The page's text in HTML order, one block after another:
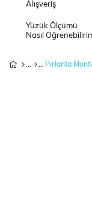
Alışveriş
Yüzük Ölçümü
Nasıl
Pırlanta